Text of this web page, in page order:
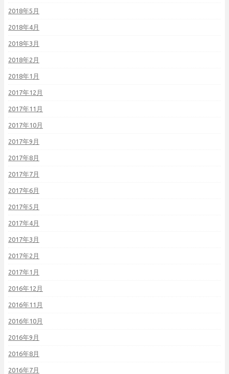
2018年5月
2018年4月
2018年3月
2018年2月
2018年1月
2017年12月
2017年11月
2017年10月
2017年9月
2017年8月
2017年7月
2017年6月
2017年5月
2017年4月
2017年3月
2017年2月
2017年1月
2016年12月
2016年11月
2016年10月
2016年9月
2016年8月
2016年7月